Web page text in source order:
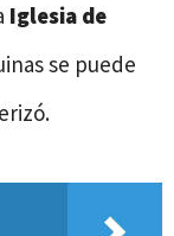
Iglesia de
se puede